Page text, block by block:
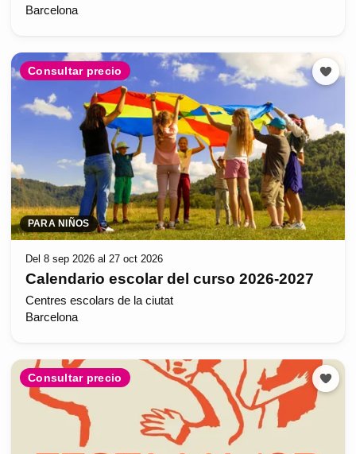
Barcelona
Consultar precio
PARA NIÑOS
Del 8 sep 2026 al 27 oct 2026
Calendario escolar del curso 2026-2027
Centres escolars de la ciutat
Barcelona
Consultar precio